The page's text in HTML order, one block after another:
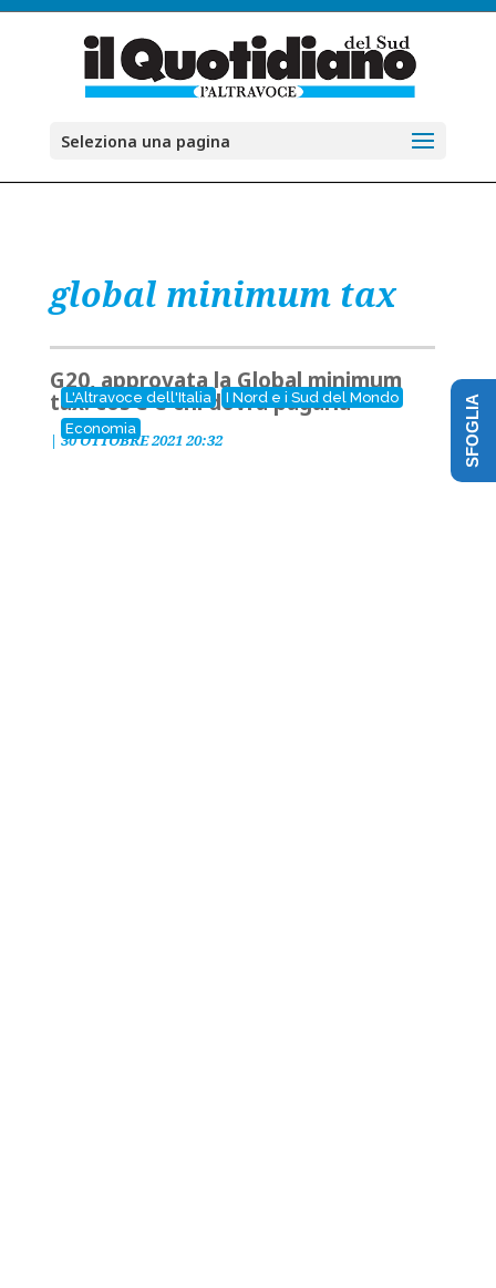
Seleziona una pagina
global minimum tax
L'Altravoce dell'Italia
I Nord e i Sud del Mondo
Economia
G20, approvata la Global minimum
tax: cos'è e chi dovrà pagarla
| 30 OTTOBRE 2021 20:32 SFOGLIA